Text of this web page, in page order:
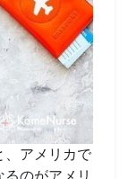
、アメリカで
のがアメリ